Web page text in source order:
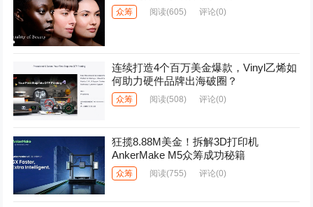
众筹 阅读(605) 评论(0)
连续打造4个百万美金爆款，Vinyl乙烯如
何助力硬件品牌出海破圈？
众筹 阅读(508) 评论(0)
狂揽8.88M美金！拆解3D打印机
AnkerMake M5众筹成功秘籍
众筹 阅读(755) 评论(0)